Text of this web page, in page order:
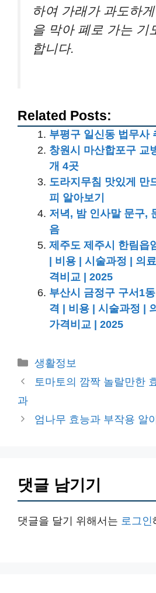
하여 가래가 과도하
을 막아 폐로 가는 기
합니다.
Related Posts:
부평구 일신동 법무사
창원시 마산합포구 교
개 4곳
도라지무침 맛있게 만
피 알아보기
저녁, 밤 인사말 문구,
음
제주도 제주시 한림읍
| 비용 | 시술과정 | 의
격비교 | 2025
부산시 금정구 구서1
격 | 비용 | 시술과정 |
가격비교 | 2025
카
테
생활정보
토마토의 깜짝 놀랄만한
과
엄나무 효능과 부작용 알
댓글 남기기
댓글을 달기 위해서는 로그인